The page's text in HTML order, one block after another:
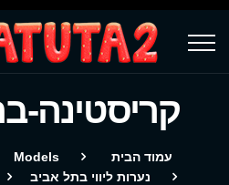
קריסטינה-
עמוד הבית Models
נערות ליווי בתל אביב